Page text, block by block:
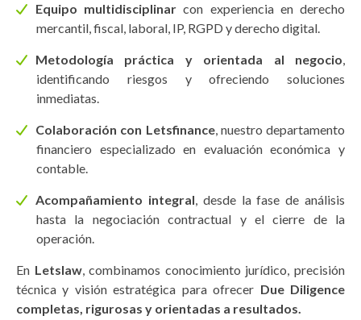
Equipo multidisciplinar con experiencia en derecho
mercantil, fiscal, laboral, IP, RGPD y derecho digital.
Metodología práctica y orientada al negocio,
identificando riesgos y ofreciendo soluciones
inmediatas.
Colaboración con Letsfinance, nuestro departamento
financiero especializado en evaluación económica y
contable.
Acompañamiento integral, desde la fase de análisis
hasta la negociación contractual y el cierre de la
operación.
En Letslaw, combinamos conocimiento jurídico, precisión
técnica y visión estratégica para ofrecer Due Diligence
completas, rigurosas y orientadas a resultados.